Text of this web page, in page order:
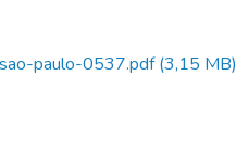
paulo-0537.pdf(3,15 MB)